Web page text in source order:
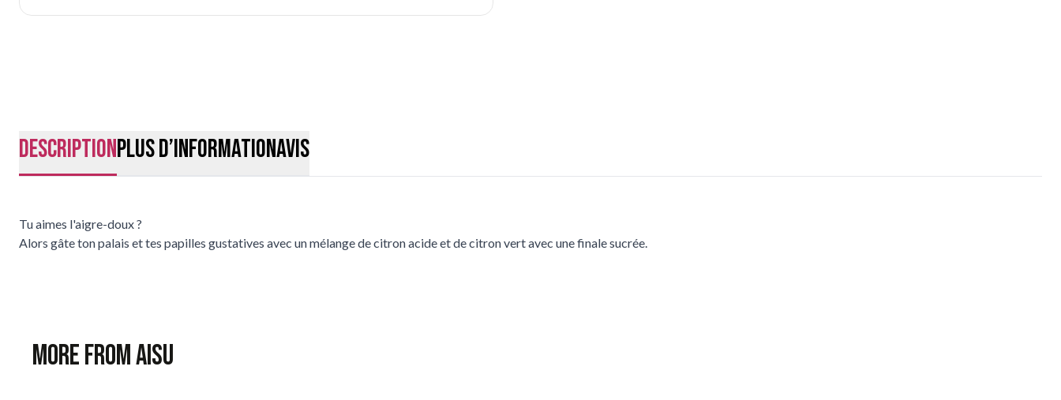
DescriptionPlus d’informationAvis
Tu aimes l'aigre-doux ?
Alors gâte ton palais et tes papilles gustatives avec un mélange de citron acide et de citron vert avec une finale sucrée.
More from AISU